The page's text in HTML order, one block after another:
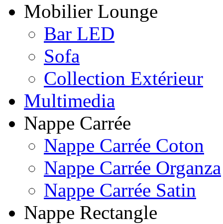
Mobilier Lounge
Bar LED
Sofa
Collection Extérieur
Multimedia
Nappe Carrée
Nappe Carrée Coton
Nappe Carrée Organza
Nappe Carrée Satin
Nappe Rectangle